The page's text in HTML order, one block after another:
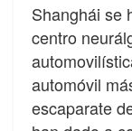
Shanghái se
centro
automóvil
escaparate